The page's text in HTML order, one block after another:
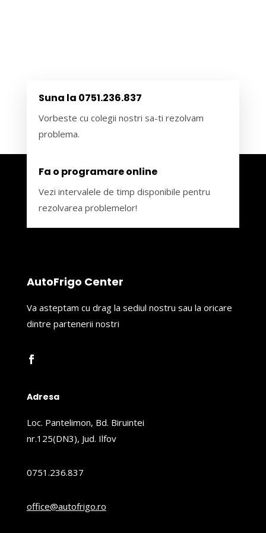
Suna la 0751.236.837
Vorbeste cu colegii nostri sa-ti rezolvam
problema.
Fa o programare online
Vezi intervalele de timp disponibile pentru
rezolvarea problemelor!
AutoFrigo Center
Va asteptam cu drag la sediul nostru sau la oricare
dintre partenerii nostri
Adresa
Loc. Pantelimon, Bd. Biruintei
nr.125(DN3), Jud. Ilfov
0751.236.837
office@autofrigo.ro